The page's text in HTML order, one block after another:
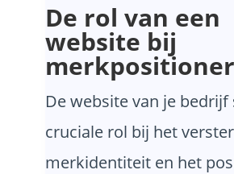
De rol van een
website bij
De website van je bedrijf
cruciale rol bij het
merkidentiteit en het